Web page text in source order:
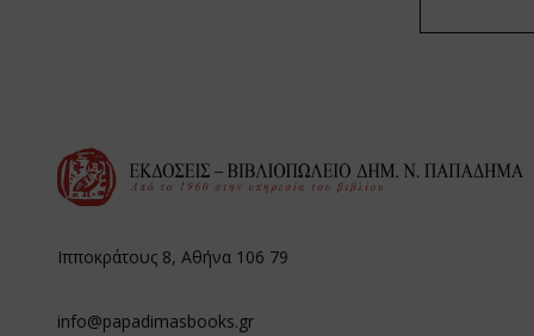
Ιπποκράτους 8, Αθήνα 106 79
info@papadimasbooks.gr